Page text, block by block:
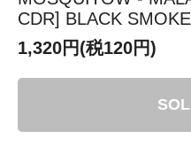
CDR] BLACK
1,320円(税120円)